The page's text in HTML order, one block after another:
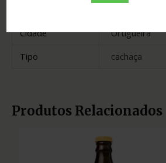
Cidade
Ortigueira
Tipo
cachaça
Produtos Relacionados